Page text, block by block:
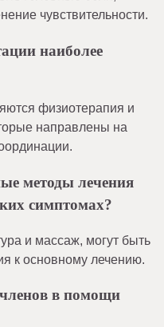
чувствительности.
наиболее
физиотерапия и
направлены на
методы лечения
симптомах?
и массаж, могут быть
к основному лечению.
в помощи